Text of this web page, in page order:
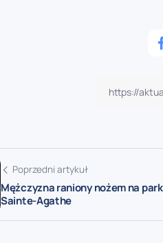
Poprzedni artykuł
Mężczyzna raniony nożem na
Sainte-Agathe